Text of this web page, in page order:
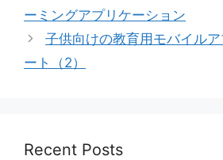
ーミングアプリケーション
子供向けの教育用モバイル
ート（2）
Recent Posts